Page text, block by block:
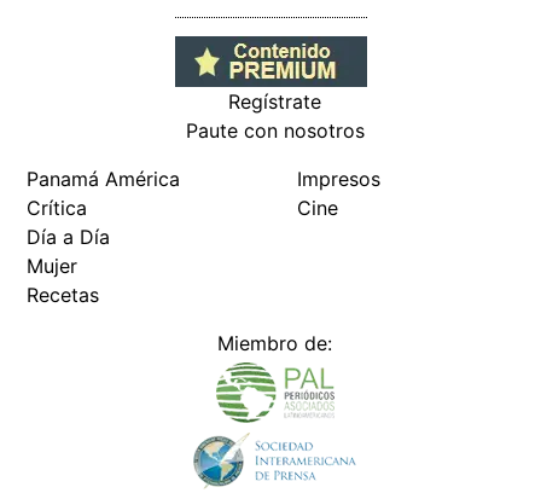
Regístrate
Paute con nosotros
Panamá América
Crítica
Día a Día
Mujer
Recetas
Impresos
Cine
Miembro de: